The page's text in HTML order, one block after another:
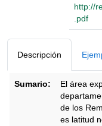
http://
.pdf
Descripción
Sumario:
El área
de los
es latitud